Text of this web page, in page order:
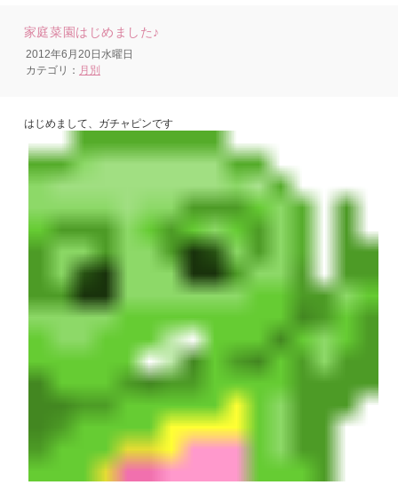
家庭菜園はじめました♪
2012年6月20日水曜日
カテゴリ： 月別
はじめまして、ガチャピンです